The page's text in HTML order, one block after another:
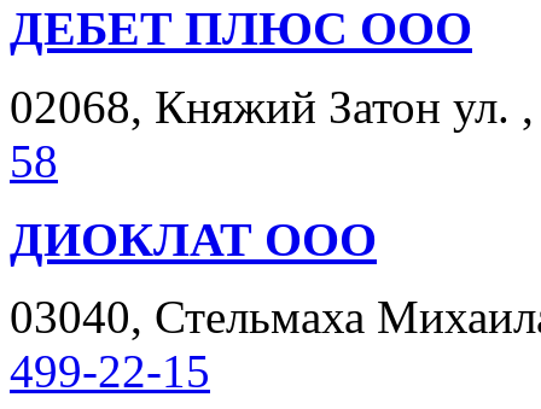
ДЕБЕТ ПЛЮС ООО
02068, Княжий Затон ул.
58
ДИОКЛАТ ООО
03040, Стельмаха
499-22-15